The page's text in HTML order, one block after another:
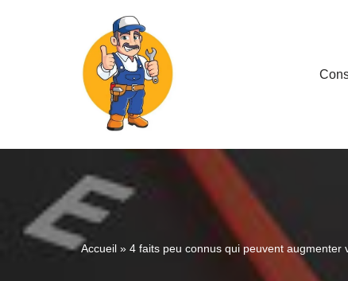
Accueil » 4 faits peu connus qui peuvent augmenter